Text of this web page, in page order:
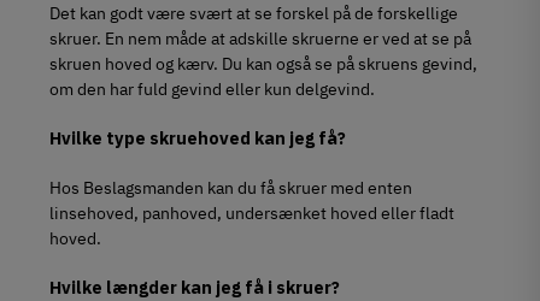
Det kan godt være svært at se forskel på de forskellige
skruer. En nem måde at adskille skruerne er ved at se på
skruen hoved og kærv. Du kan også se på skruens gevind,
om den har fuld gevind eller kun delgevind.
Hvilke type skruehoved kan jeg få?
Hos Beslagsmanden kan du få skruer med enten
linsehoved, panhoved, undersænket hoved eller fladt
hoved.
Hvilke længder kan jeg få i skruer?